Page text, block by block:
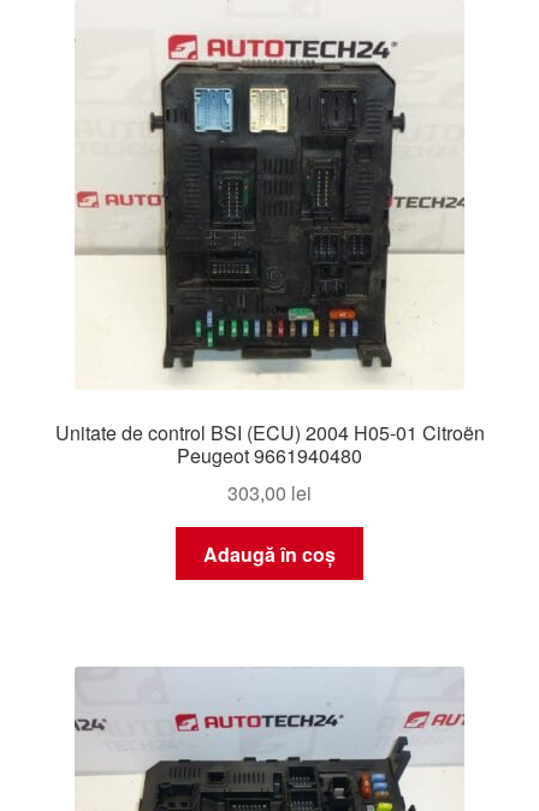
recente
Unitate de control BSI (ECU) 2004 H05-01 Citroën
Peugeot 9661940480
303,00 lei
Adaugă în coș